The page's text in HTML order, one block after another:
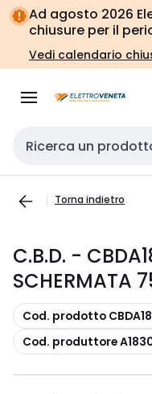
Vai alla
navigazione
Vai
alla
pagina
Ad agosto 2026
chiusure per il
Vedi calendario
Cerca input
Torna indietro
C.B.D. -
SCHERMATA
copia
Cod. prodotto
copia
Cod. produttore